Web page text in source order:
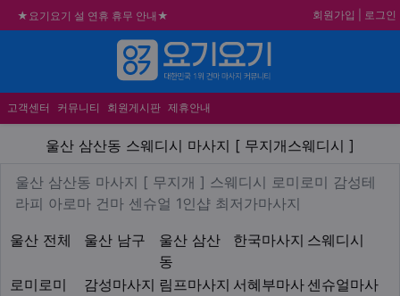
★요기요기 설 연휴 휴무 안내★
★ 요기요기 업체회원 안내사항 ★
불건전한 게시글은 삭제 및 회원탈퇴 됩니다.
합법적이고 건전한 업체와 광고를 제휴합니다.
회원가입 로그인
고객센터 커뮤니티 회원게시판 제휴안내
울산 삼산동 스웨디시 마사지
울산 삼산동 스웨디시 마사지 [ 무지개스웨디시 ]
업체 정보
울산 삼산동 마사지 [ 무지개 ]
울산 삼산동 마사지 [ 무지개 ] 스웨디시 로미로미 감성테
라피 아로마 건마 센슈얼 1인샵 최저가마사지
울산 전체 울산 남구
울산 삼산
동
지역1 한국마사지 스웨디시
로미로미 감성마사지 림프마사지 서혜부마사 센슈얼마사
테마